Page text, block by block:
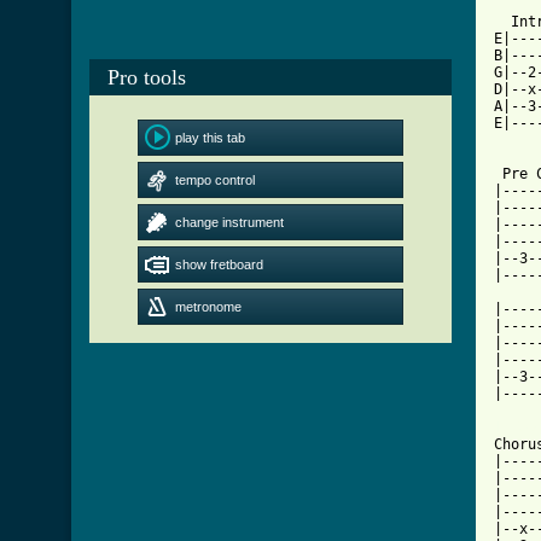
Pro tools
play this tab
tempo control
change instrument
show fretboard
metronome
G|--
D|--
A|--
Pre
|--
|--
|--